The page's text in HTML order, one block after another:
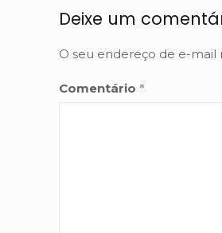
Deixe um
O seu endereço de e-mail
Comentário *